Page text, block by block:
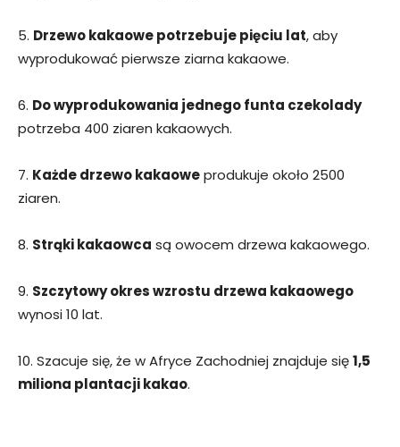
5. Drzewo kakaowe potrzebuje pięciu lat, aby
wyprodukować pierwsze ziarna kakaowe.
6. Do wyprodukowania jednego funta czekolady
potrzeba 400 ziaren kakaowych.
7. Każde drzewo kakaoweprodukuje około 2500
ziaren.
8. Strąki kakaowca są owocem drzewa kakaowego.
9. Szczytowy okres wzrostu drzewa kakaowego
wynosi 10 lat.
10. Szacuje się, że w Afryce Zachodniej znajduje się1,5
miliona plantacji kakao.